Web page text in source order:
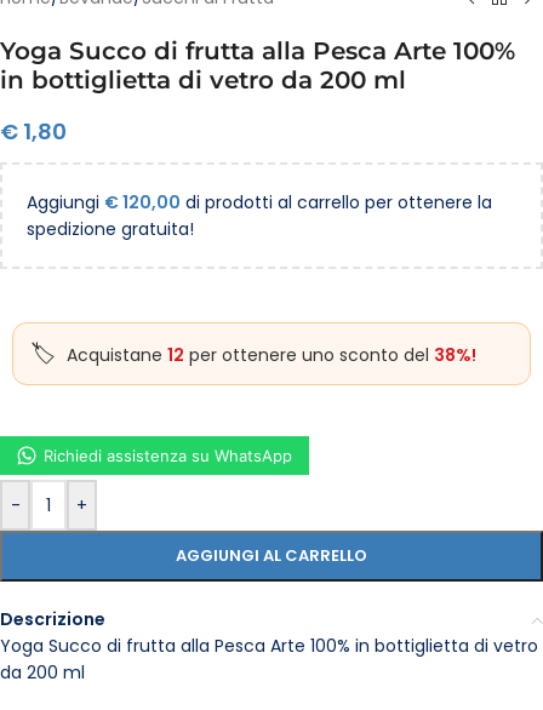
Yoga Succo di frutta alla Pesca Arte 100%
in bottiglietta di vetro da 200 ml
€ 1,80
Aggiungi €120,00 di prodotti al carrello per ottenere la
spedizione gratuita!
Acquistane 12 per ottenere uno sconto del 38%!
- +
AGGIUNGI AL CARRELLO
Richiedi assistenza su WhatsApp
Descrizione
Yoga Succo di frutta alla Pesca Arte 100% in bottiglietta di vetro
da 200 ml